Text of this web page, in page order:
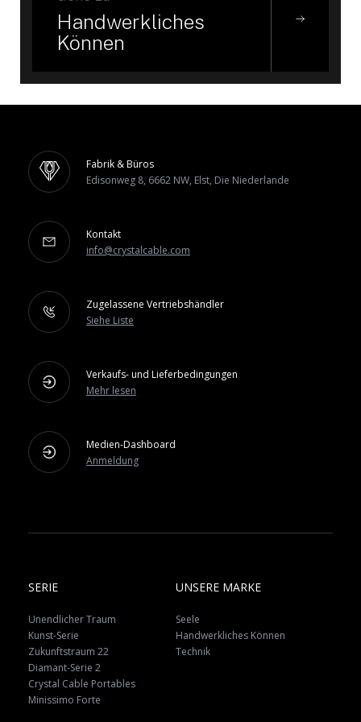
Handwerkliches
Können
Fabrik & Büros
Edisonweg 8, 6662 NW, Elst, Die Niederlande
Kontakt
info@crystalcable.com
Zugelassene Vertriebshändler
Siehe Liste
Verkaufs- und Lieferbedingungen
Mehr lesen
Medien-Dashboard
Anmeldung
SERIE
Unendlicher Traum
Kunst-Serie
Zukunftstraum 22
Diamant-Serie 2
Crystal Cable Portables
Minissimo Forte
UNSERE MARKE
Seele
Handwerkliches Können
Technik